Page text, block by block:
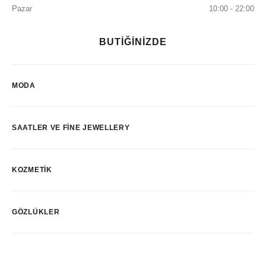
Pazar
10:00 - 22:00
BUTİĞİNİZDE
MODA
SAATLER VE FINE JEWELLERY
KOZMETIK
GÖZLÜKLER